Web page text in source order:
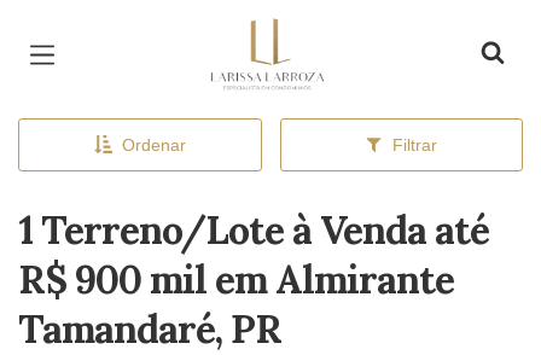
Ordenar Filtrar
1 Terreno/Lote à Venda até
R$ 900 mil em Almirante
Tamandaré, PR